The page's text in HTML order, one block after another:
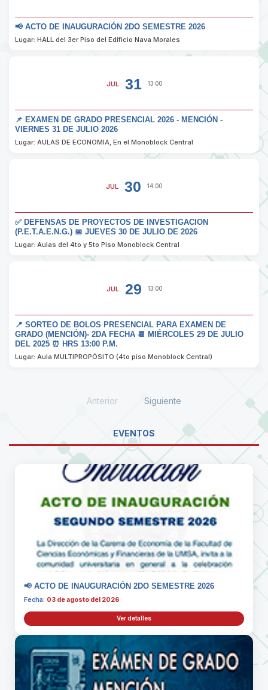
📢 ACTO DE INAUGURACIÓN 2DO SEMESTRE 2026
Lugar: HALL del 3er Piso del Edificio Nava Morales
JUL 31 13:00
📌 EXAMEN DE GRADO PRESENCIAL 2026 - MENCIÓN -
VIERNES 31 DE JULIO 2026
Lugar: AULAS DE ECONOMIA, En el Monoblock Central
JUL 30 14:00
✅ DEFENSAS DE PROYECTOS DE INVESTIGACION
(P.E.T.A.E.N.G.) 📅 JUEVES 30 DE JULIO DE 2026
Lugar: Aulas del 4to y 5to Piso Monoblock Central
JUL 29 13:00
📍 SORTEO DE BOLOS PRESENCIAL PARA EXAMEN DE
GRADO (MENCIÓN)- 2DA FECHA 📆 MIÉRCOLES 29 DE JULIO
DEL 2025 ⏰ HRS 13:00 P.M.
Lugar: Aula MULTIPROPÓSITO (4to piso Monoblock Central)
Anterior Siguiente
EVENTOS
📢 ACTO DE INAUGURACIÓN 2DO SEMESTRE 2026
Fecha: 03 de agosto del 2026
Ver detalles